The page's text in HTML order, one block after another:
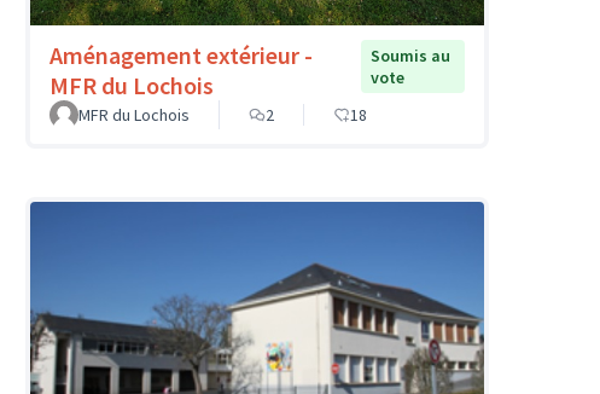
Aménagement extérieur -
MFR du Lochois
Soumis au
vote
MFR du Lochois
2 18